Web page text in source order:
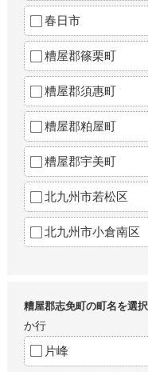
春日市
糟屋郡篠栗町
糟屋郡須惠町
糟屋郡粕屋町
糟屋郡宇美町
北九州市若松区
北九州市小倉南区
糟屋郡志免町の町名を選択
か行
片峰